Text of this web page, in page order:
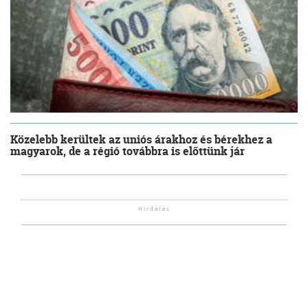
Közelebb kerültek az uniós árakhoz és bérekhez a
magyarok, de a régió továbbra is előttünk jár